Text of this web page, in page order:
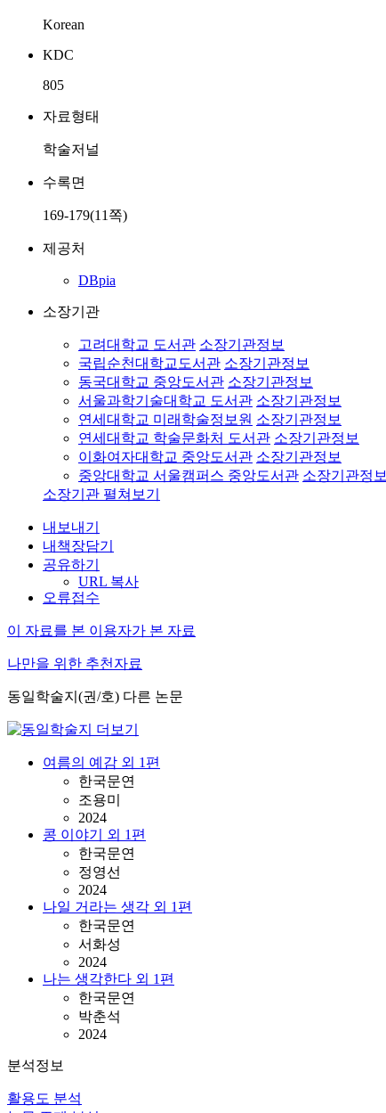
Korean
KDC
805
자료형태
학술저널
수록면
169-179(11쪽)
제공처
DBpia
소장기관
고려대학교 도서관 소장기관정보
국립순천대학교도서관 소장기관정보
동국대학교 중앙도서관 소장기관정보
서울과학기술대학교 도서관 소장기관정보
연세대학교 미래학술정보원 소장기관정보
연세대학교 학술문화처 도서관 소장기관정보
이화여자대학교 중앙도서관 소장기관정보
중앙대학교 서울캠퍼스 중앙도서관 소장기관정보
소장기관 펼쳐보기
내보내기
내책장담기
공유하기
URL 복사
오류접수
이 자료를 본 이용자가 본 자료
나만을 위한 추천자료
동일학술지(권/호) 다른 논문
여름의 예감 외 1편
한국문연
조용미
2024
콩 이야기 외 1편
한국문연
정영선
2024
나일 거라는 생각 외 1편
한국문연
서화성
2024
나는 생각한다 외 1편
한국문연
박춘석
2024
분석정보
활용도 분석